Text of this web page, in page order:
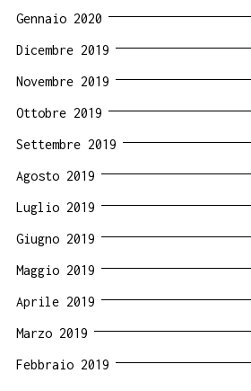
Gennaio 2020
Dicembre 2019
Novembre 2019
Ottobre 2019
Settembre 2019
Agosto 2019
Luglio 2019
Giugno 2019
Maggio 2019
Aprile 2019
Marzo 2019
Febbraio 2019